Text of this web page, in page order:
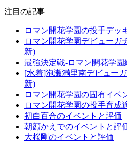
注目の記事
ロマン開花学園の投手デッ
ロマン開花学園デビューガ
新)
最強決定戦-ロマン開花学
[水着]泡瀬満里南デビュー
新)
ロマン開花学園の固有イベ
ロマン開花学園の投手育成
初白百合のイベントと評価
朝顔かえでのイベントと評
大桜剛のイベントと評価